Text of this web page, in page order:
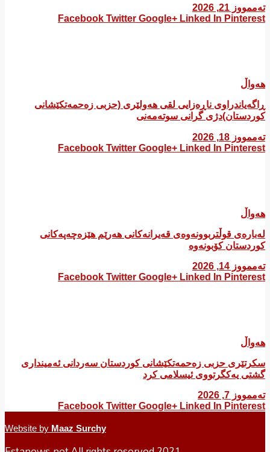
تەممووز 21, 2026
Facebook Twitter Google+ Linked In Pinterest
هەواڵ
ڕاگەیاندراوی ناڕەزایی لقی هەولێری (حزبی زەحمەتکێشانی
کوردستان)دژی گرانی سوتەمەنی
تەممووز 18, 2026
Facebook Twitter Google+ Linked In Pinterest
هەواڵ
لەبارەی قوڵتربوونەوەی قەیرانەكانی هەرێم هێزەچەپەكانی
كوردستان كۆبونەوە
تەممووز 14, 2026
Facebook Twitter Google+ Linked In Pinterest
هەواڵ
سکرتێری حزبی زەحمەتکێشانی کوردستان سەردانی ئەمینداری
گشتی یەکگرتووی ئیسلامی کرد
تەممووز 7, 2026
Facebook Twitter Google+ Linked In Pinterest
Website by Maaz Surchy